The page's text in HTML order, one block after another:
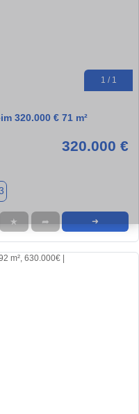
1 / 1
320.000 € 71 m²
320.000 €
★ ➦ ➜